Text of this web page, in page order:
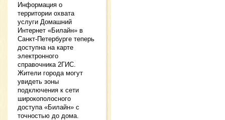
Информация о
территории охвата
услуги Домашний
Интернет «Билайн» в
Санкт-Петербурге теперь
доступна на карте
электронного
справочника 2ГИС.
Жители города могут
увидеть зоны
подключения к сети
широкополосного
доступа «Билайн» с
точностью до дома.